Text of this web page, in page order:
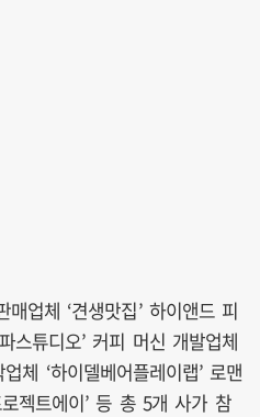
업체 ‘견생맛집’ 하이앤드 피
스튜디오’ 커피 머신 개발업체
체 ‘하이델베어플레이랩’ 로맨
젝트에이’ 등 총 5개 사가 참